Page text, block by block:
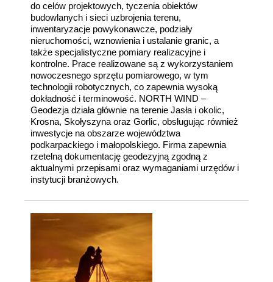
do celów projektowych, tyczenia obiektów
budowlanych i sieci uzbrojenia terenu,
inwentaryzacje powykonawcze, podziały
nieruchomości, wznowienia i ustalanie granic, a
także specjalistyczne pomiary realizacyjne i
kontrolne. Prace realizowane są z wykorzystaniem
nowoczesnego sprzętu pomiarowego, w tym
technologii robotycznych, co zapewnia wysoką
dokładność i terminowość. NORTH WIND –
Geodezja działa głównie na terenie Jasła i okolic,
Krosna, Skołyszyna oraz Gorlic, obsługując również
inwestycje na obszarze województwa
podkarpackiego i małopolskiego. Firma zapewnia
rzetelną dokumentację geodezyjną zgodną z
aktualnymi przepisami oraz wymaganiami urzędów i
instytucji branżowych.